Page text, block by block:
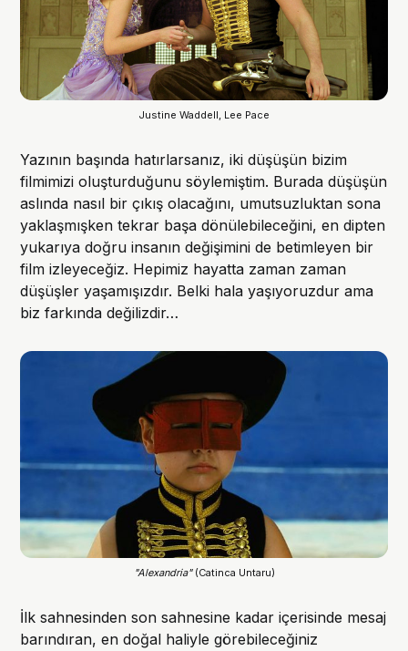
Justine Waddell, Lee Pace
Yazının başında hatırlarsanız, iki düşüşün bizim
filmimizi oluşturduğunu söylemiştim. Burada düşüşün
aslında nasıl bir çıkış olacağını, umutsuzluktan sona
yaklaşmışken tekrar başa dönülebileceğini, en dipten
yukarıya doğru insanın değişimini de betimleyen bir
film izleyeceğiz. Hepimiz hayatta zaman zaman
düşüşler yaşamışızdır. Belki hala yaşıyoruzdur ama
biz farkında değilizdir…
"Alexandria" (Catinca Untaru)
İlk sahnesinden son sahnesine kadar içerisinde mesaj
barındıran, en doğal haliyle görebileceğiniz